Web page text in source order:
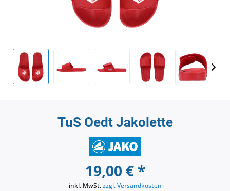
TuS Oedt Jakolette
19,00 € *
inkl. MwSt.zzgl. Versandkosten